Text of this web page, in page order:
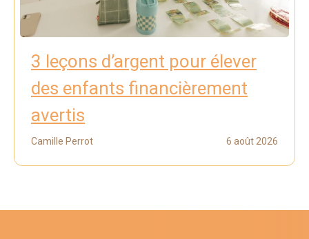
3 leçons d’argent pour élever
des enfants financièrement
avertis
Camille Perrot 6 août 2026